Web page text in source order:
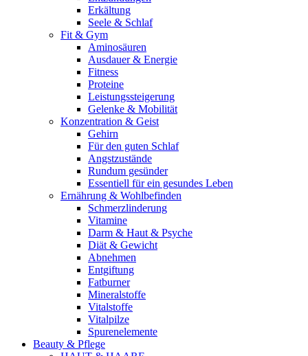
Erkältung
Seele & Schlaf
Fit & Gym
Aminosäuren
Ausdauer & Energie
Fitness
Proteine
Leistungssteigerung
Gelenke & Mobilität
Konzentration & Geist
Gehirn
Für den guten Schlaf
Angstzustände
Rundum gesünder
Essentiell für ein gesundes Leben
Ernährung & Wohlbefinden
Schmerzlinderung
Vitamine
Darm & Haut & Psyche
Diät & Gewicht
Abnehmen
Entgiftung
Fatburner
Mineralstoffe
Vitalstoffe
Vitalpilze
Spurenelemente
Beauty & Pflege